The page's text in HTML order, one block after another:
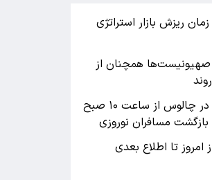
ریزش بازار استراتژی
صهیونیست‌ها همچنان از
اعمال محدودیت تردد در چالوس از ساعت ۱۰ صبح
بازگشت مسافران نوروزی
تا اطلاع بعدی